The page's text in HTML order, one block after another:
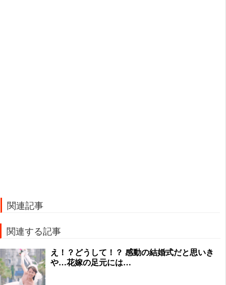
関連記事
関連する記事
え！？どうして！？ 感動の結婚式だと思いき
や…花嫁の足元には…